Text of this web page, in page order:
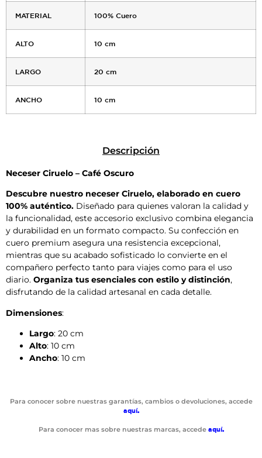
MATERIAL 100% Cuero
ALTO 10 cm
LARGO 20 cm
ANCHO 10 cm
Descripción
Neceser Ciruelo – Café Oscuro
Descubre nuestro neceser Ciruelo, elaborado en cuero
100% auténtico. Diseñado para quienes valoran la calidad y
la funcionalidad, este accesorio exclusivo combina elegancia
y durabilidad en un formato compacto. Su confección en
cuero premium asegura una resistencia excepcional,
mientras que su acabado sofisticado lo convierte en el
compañero perfecto tanto para viajes como para el uso
diario. Organiza tus esenciales con estilo y distinción,
disfrutando de la calidad artesanal en cada detalle.
Dimensiones:
Largo: 20 cm
Alto: 10 cm
Ancho: 10 cm
Para conocer sobre nuestras garantías, cambios o devoluciones, accede
aquí.
Para conocer mas sobre nuestras marcas, accede aquí.